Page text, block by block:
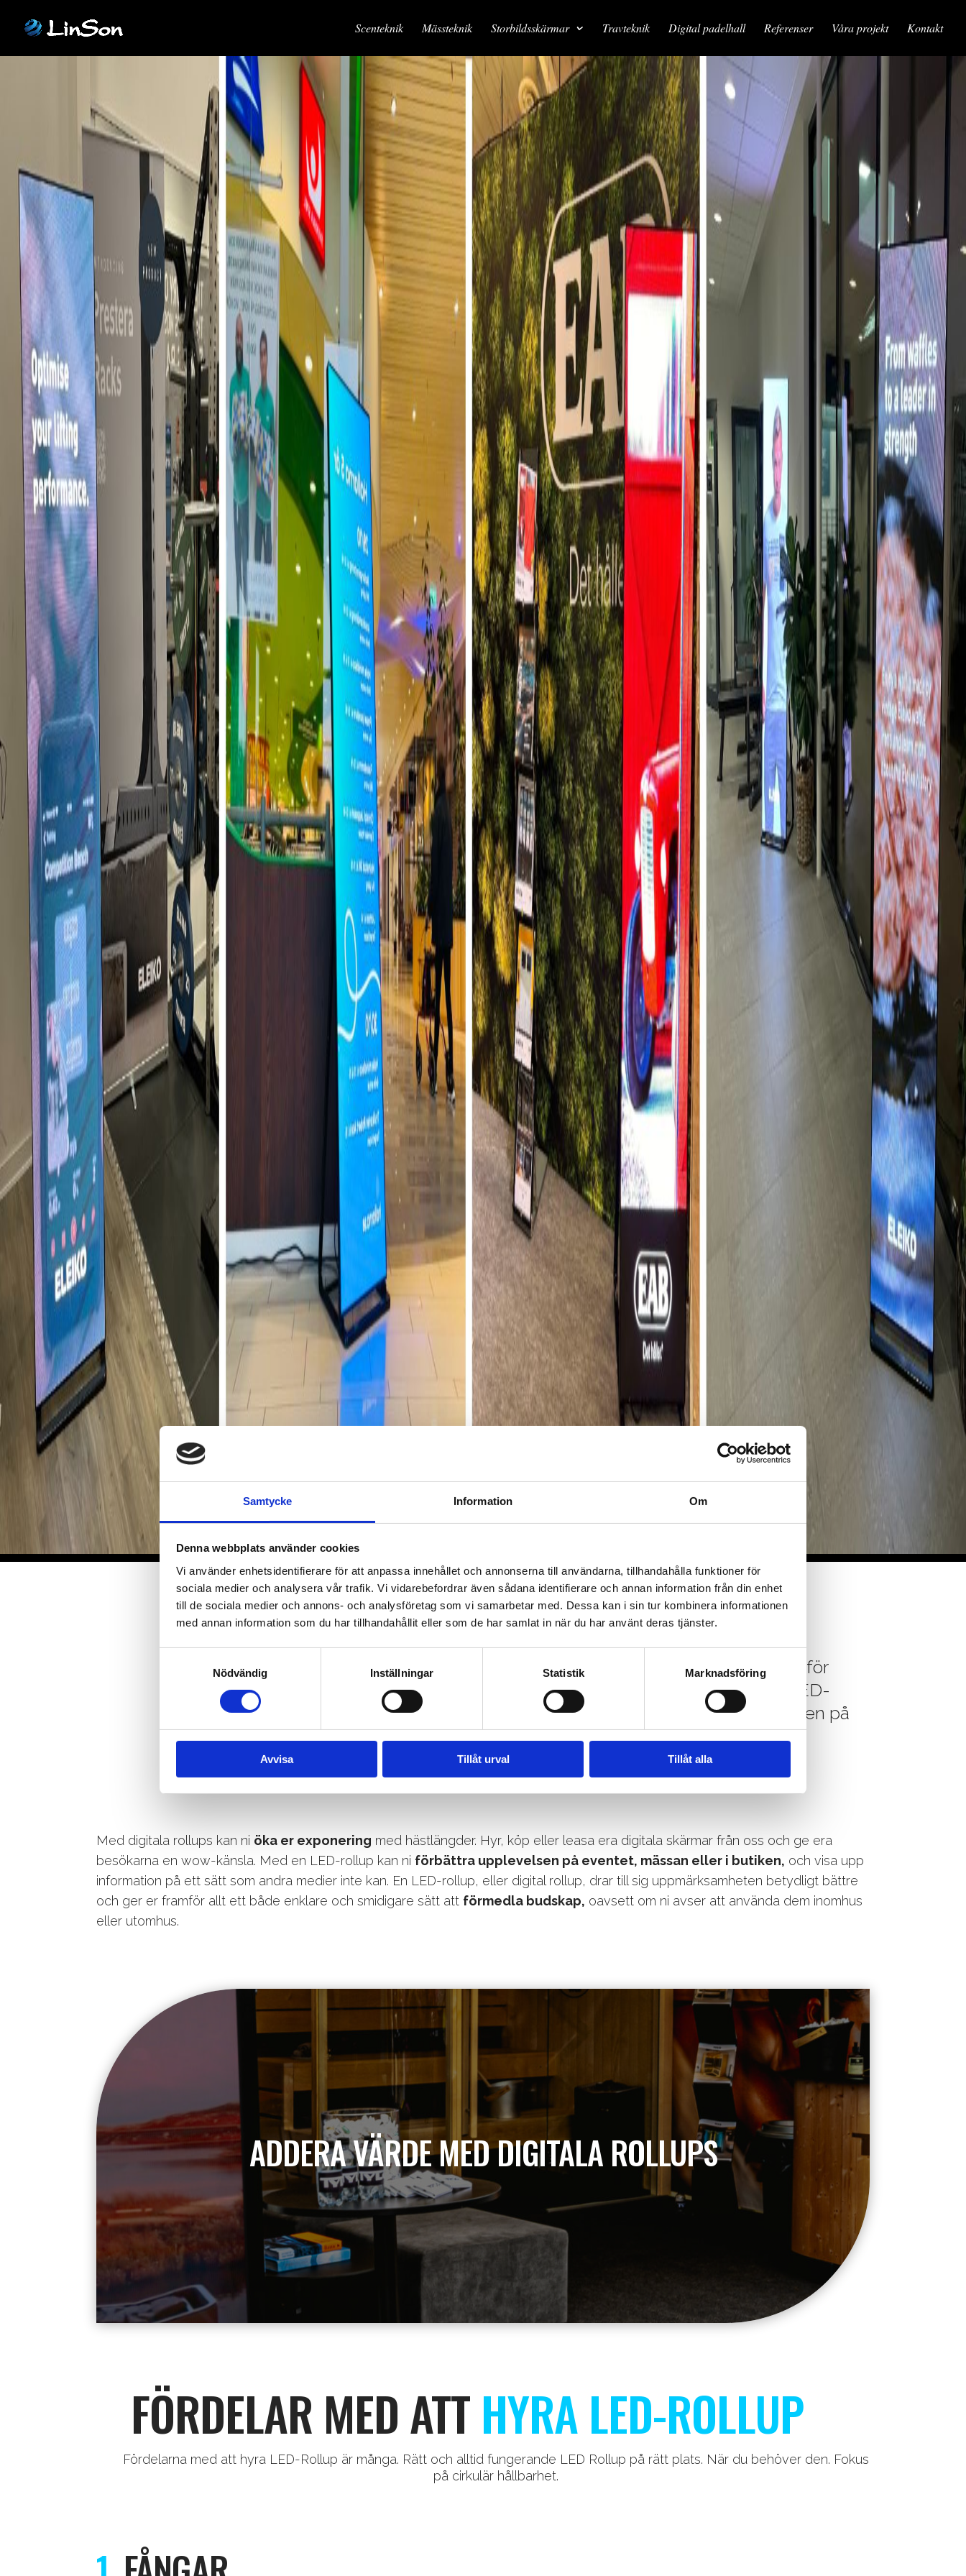
Samtycke Information Om
Denna webbplats använder cookies
Vi använder enhetsidentifierare för att anpassa innehållet och annonserna till användarna, tillhandahålla funktioner för
sociala medier och analysera vår trafik. Vi vidarebefordrar även sådana identifierare och annan information från din enhet
till de sociala medier och annons- och analysföretag som vi samarbetar med. Dessa kan i sin tur kombinera informationen
med annan information som du har tillhandahållit eller som de har samlat in när du har använt deras tjänster.
Nödvändig
Inställningar Statistik Marknadsföring
Avvisa Tillåt urval Tillåt alla
Scenteknik Mässteknik Storbildsskärmar Travteknik Digital padelhall Referenser Våra projekt Kontakt
LED-ROLLUPS FÖR
ÖKAD SYNLIGHET.
Vi på LinSon erbjuder digitala rollups för
både uthyrning och försäljning. En LED-
Rollup är perfekt för att öka synligheten på
utställningen, mässan eller i butiken.
Med digitala rollups kan ni öka er exponering med hästlängder. Hyr, köp eller leasa era digitala skärmar från oss och ge era
besökarna en wow-känsla. Med en LED-rollup kan ni förbättra upplevelsen på eventet, mässan eller i butiken, och visa upp
information på ett sätt som andra medier inte kan. En LED-rollup, eller digital rollup, drar till sig uppmärksamheten betydligt bättre
och ger er framför allt ett både enklare och smidigare sätt att förmedla budskap, oavsett om ni avser att använda dem inomhus
eller utomhus.
ADDERA VÄRDE MED DIGITALA ROLLUPS
FÖRDELAR MED ATTHYRA LED-ROLLUP
Fördelarna med att hyra LED-Rollup är många. Rätt och alltid fungerande LED Rollup på rätt plats. När du behöver den. Fokus
på cirkulär hållbarhet.